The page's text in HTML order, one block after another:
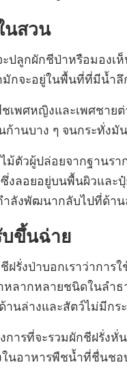
นสวน
ะปลูกผักชีป่าหรือมองเ
มักจะอยู่ในพื้นที่ที่มีน้ำลึ
เพศหญิงและเพศชาย
ก้านบาง ๆ จนกระทั่ง
ม้ตัวผู้ปล่อยจากฐานร
งลอยอยู่บนพื้นผิวและ
ำลังพัฒนากลับไปที่ด้าน
ขึ้นฉ่าย
ฝรั่งป่าบอกเราว่ากา
หลากหลายชนิดในลำธ
านล่างและสัตว์ไม่มีกร
การที่จะรวมผักชีฝรั่ง
ในอาหารพืชน้ำที่ชื่นช